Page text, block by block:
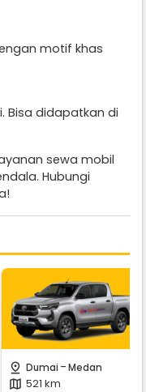
motif khas
Bisa didapatkan di
sewa mobil
Hubungi
pin_drop Dumai -Medan
map 521 km